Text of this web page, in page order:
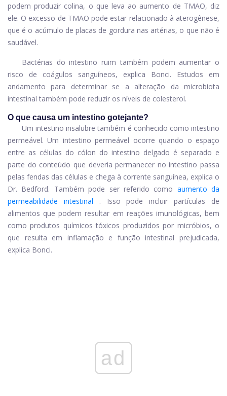
podem produzir colina, o que leva ao aumento de TMAO, diz
ele. O excesso de TMAO pode estar relacionado à aterogênese,
que é o acúmulo de placas de gordura nas artérias, o que não é
saudável.
Bactérias do intestino ruim também podem aumentar o
risco de coágulos sanguíneos, explica Bonci. Estudos em
andamento para determinar se a alteração da microbiota
intestinal também pode reduzir os níveis de colesterol.
O que causa um intestino gotejante?
Um intestino insalubre também é conhecido como intestino
permeável. Um intestino permeável ocorre quando o espaço
entre as células do cólon do intestino delgado é separado e
parte do conteúdo que deveria permanecer no intestino passa
pelas fendas das células e chega à corrente sanguínea, explica o
Dr. Bedford. Também pode ser referido como aumento da
permeabilidade intestinal
. Isso pode incluir partículas de
alimentos que podem resultar em reações imunológicas, bem
como produtos químicos tóxicos produzidos por micróbios, o
que resulta em inflamação e função intestinal prejudicada,
explica Bonci.
ad